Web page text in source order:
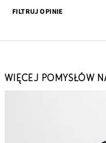
FILTRUJ OPINIE
WIĘCEJ POMYSŁÓW